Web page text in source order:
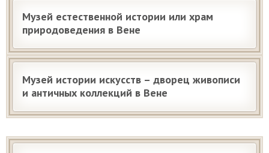
Музей естественной истории или храм
природоведения в Вене
Музей истории искусств – дворец живописи
и античных коллекций в Вене